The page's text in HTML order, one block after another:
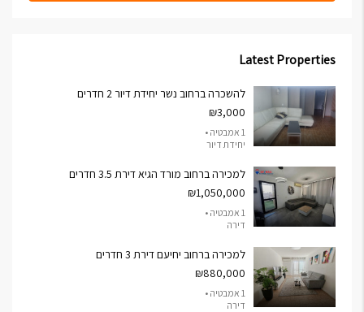
Latest Properties
להשכרה ברחוב נשר יחידת דיור 2 חדרים
₪3,000
1 אמבטיה •
יחידת דיור
למכירה ברחוב מורד הגיא דירת 3.5 חדרים
₪1,050,000
1 אמבטיה •
דירה
למכירה ברחוב יחיעם דירת 3 חדרים
₪880,000
1 אמבטיה •
דירה